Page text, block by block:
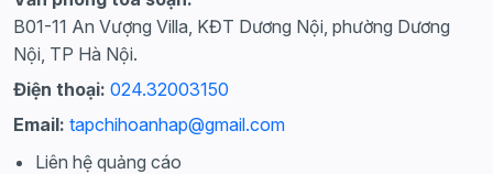
B01-11 An Vượng Villa, KĐT Dương Nội, phường Dương
Nội, TP Hà Nội.
Điện thoại: 024.32003150
Email: tapchihoanhap@gmail.com
Liên hệ quảng cáo